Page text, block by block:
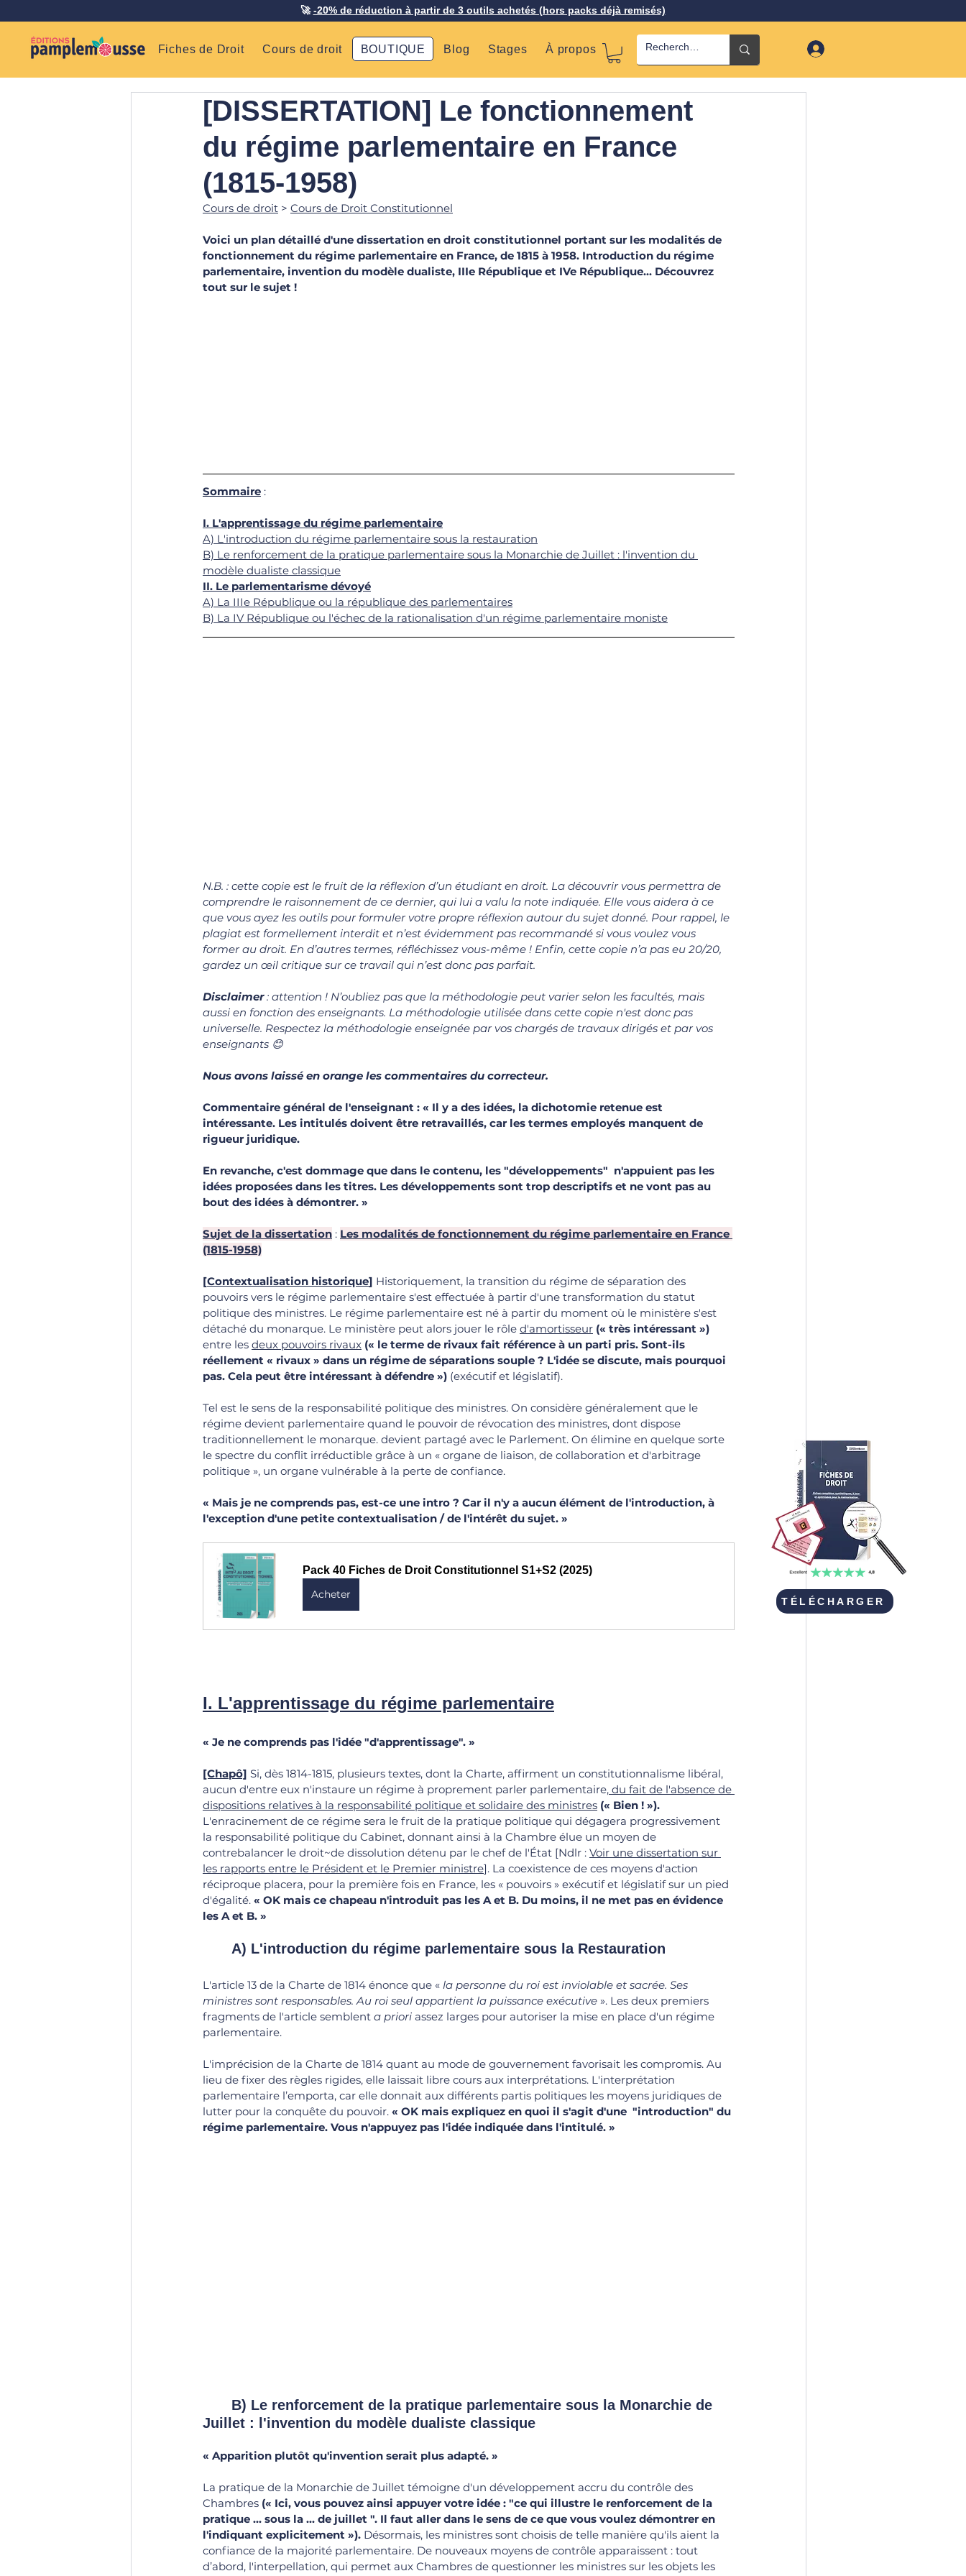
🚀-20% de réduction à partir de 3 outils achetés (hors packs déjà remisés)
Fiches de Droit Cours de droit BOUTIQUE Blog Stages À propos
[DISSERTATION] Le fonctionnement
du régime parlementaire en France
(1815-1958)
Cours de droit > Cours de Droit Constitutionnel
Voici un plan détaillé d'une dissertation en droit constitutionnel portant sur les modalités de
fonctionnement du régime parlementaire en France, de 1815 à 1958. Introduction du régime
parlementaire, invention du modèle dualiste, IIIe République et IVe République... Découvrez
tout sur le sujet !
Sommaire :
I. L'apprentissage du régime parlementaire
A) L'introduction du régime parlementaire sous la restauration
B) Le renforcement de la pratique parlementaire sous la Monarchie de Juillet : l'invention du
modèle dualiste classique
II. Le parlementarisme dévoyé
A) La IIIe République ou la république des parlementaires
B) La IV République ou l'échec de la rationalisation d'un régime parlementaire moniste
N.B. : cette copie est le fruit de la réflexion d’un étudiant en droit. La découvrir vous permettra de
comprendre le raisonnement de ce dernier, qui lui a valu la note indiquée. Elle vous aidera à ce
que vous ayez les outils pour formuler votre propre réflexion autour du sujet donné. Pour rappel, le
plagiat est formellement interdit et n’est évidemment pas recommandé si vous voulez vous
former au droit. En d’autres termes, réfléchissez vous-même ! Enfin, cette copie n’a pas eu 20/20,
gardez un œil critique sur ce travail qui n’est donc pas parfait.
Disclaimer : attention ! N’oubliez pas que la méthodologie peut varier selon les facultés, mais
aussi en fonction des enseignants. La méthodologie utilisée dans cette copie n'est donc pas
universelle. Respectez la méthodologie enseignée par vos chargés de travaux dirigés et par vos
enseignants 😊
Nous avons laissé en orange les commentaires du correcteur.
Commentaire général de l'enseignant : « Il y a des idées, la dichotomie retenue est
intéressante. Les intitulés doivent être retravaillés, car les termes employés manquent de
rigueur juridique.
En revanche, c'est dommage que dans le contenu, les "développements" n'appuient pas les
idées proposées dans les titres. Les développements sont trop descriptifs et ne vont pas au
bout des idées à démontrer. »
Sujet de la dissertation : Les modalités de fonctionnement du régime parlementaire en France
(1815-1958)
[Contextualisation historique] Historiquement, la transition du régime de séparation des
pouvoirs vers le régime parlementaire s'est effectuée à partir d'une transformation du statut
politique des ministres. Le régime parlementaire est né à partir du moment où le ministère s'est
détaché du monarque. Le ministère peut alors jouer le rôle d'amortisseur (« très intéressant »)
entre les deux pouvoirs rivaux (« le terme de rivaux fait référence à un parti pris. Sont-ils
réellement « rivaux » dans un régime de séparations souple ? L'idée se discute, mais pourquoi
pas. Cela peut être intéressant à défendre ») (exécutif et législatif).
Tel est le sens de la responsabilité politique des ministres. On considère généralement que le
régime devient parlementaire quand le pouvoir de révocation des ministres, dont dispose
traditionnellement le monarque. devient partagé avec le Parlement. On élimine en quelque sorte
le spectre du conflit irréductible grâce à un « organe de liaison, de collaboration et d'arbitrage
politique », un organe vulnérable à la perte de confiance.
« Mais je ne comprends pas, est-ce une intro ? Car il n'y a aucun élément de l'introduction, à
l'exception d'une petite contextualisation / de l'intérêt du sujet. »
Pack 40 Fiches de Droit Constitutionnel S1+S2 (2025)
Acheter
I. L'apprentissage du régime parlementaire
« Je ne comprends pas l'idée "d'apprentissage". »
[Chapô] Si, dès 1814-1815, plusieurs textes, dont la Charte, affirment un constitutionnalisme libéral,
aucun d'entre eux n'instaure un régime à proprement parler parlementaire, du fait de l'absence de
dispositions relatives à la responsabilité politique et solidaire des ministres (« Bien ! »).
L'enracinement de ce régime sera le fruit de la pratique politique qui dégagera progressivement
la responsabilité politique du Cabinet, donnant ainsi à la Chambre élue un moyen de
contrebalancer le droit~de dissolution détenu par le chef de l'État [Ndlr : Voir une dissertation sur
les rapports entre le Président et le Premier ministre]. La coexistence de ces moyens d'action
réciproque placera, pour la première fois en France, les « pouvoirs » exécutif et législatif sur un pied
d'égalité. « OK mais ce chapeau n'introduit pas les A et B. Du moins, il ne met pas en évidence
les A et B. »
	A) L'introduction du régime parlementaire sous la Restauration
L'article 13 de la Charte de 1814 énonce que « la personne du roi est inviolable et sacrée. Ses
ministres sont responsables. Au roi seul appartient la puissance exécutive ». Les deux premiers
fragments de l'article semblent a priori assez larges pour autoriser la mise en place d'un régime
parlementaire.
L'imprécision de la Charte de 1814 quant au mode de gouvernement favorisait les compromis. Au
lieu de fixer des règles rigides, elle laissait libre cours aux interprétations. L'interprétation
parlementaire l’emporta, car elle donnait aux différents partis politiques les moyens juridiques de
lutter pour la conquête du pouvoir. « OK mais expliquez en quoi il s'agit d'une "introduction" du
régime parlementaire. Vous n'appuyez pas l'idée indiquée dans l'intitulé. »
Juillet : l'invention du modèle dualiste classique
« Apparition plutôt qu'invention serait plus adapté. »
La pratique de la Monarchie de Juillet témoigne d'un développement accru du contrôle des
Chambres (« Ici, vous pouvez ainsi appuyer votre idée : "ce qui illustre le renforcement de la
pratique ... sous la ... de juillet ". Il faut aller dans le sens de ce que vous voulez démontrer en
l'indiquant explicitement »). Désormais, les ministres sont choisis de telle manière qu'ils aient la
confiance de la majorité parlementaire. De nouveaux moyens de contrôle apparaissent : tout
d’abord, l'interpellation, qui permet aux Chambres de questionner les ministres sur les objets les
TÉLÉCHARGER